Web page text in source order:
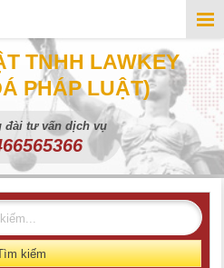
TNHH LAWKEY
PHÁP LUẬT)
đài tư vấn dịch vụ
kiếm